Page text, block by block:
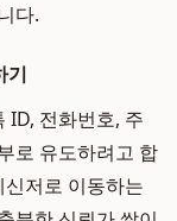
다.
기
ID, 전화번호, 주
로 유도하려고 합
저로 이동하는